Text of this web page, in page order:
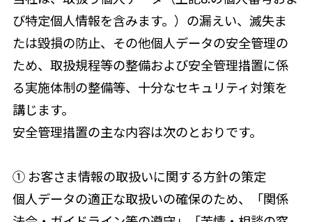
び特定個人情報を含みます。）の漏えい、滅失ま
たは毀損の防止、その他個人データの安全管理の
ため、取扱規程等の整備および安全管理措置に係
る実施体制の整備等、十分なセキュリティ対策を
講じます。
安全管理措置の主な内容は次のとおりです。
① お客さま情報の取扱いに関する方針の策定
個人データの適正な取扱いの確保のため、「関係